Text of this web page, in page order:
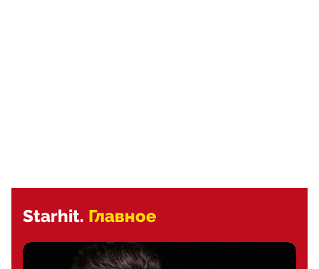
Starhit. Главное